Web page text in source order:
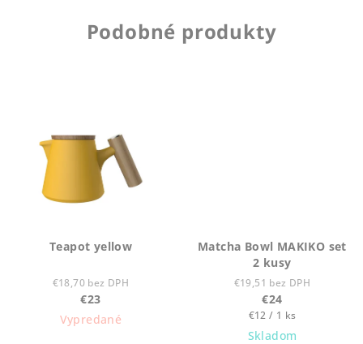
Podobné produkty
Teapot yellow
€18,70 bez DPH
€23
Vypredané
Matcha Bowl MAKIKO set
2 kusy
€19,51 bez DPH
€24
Jednotková
cena:
€12 / 1 ks
Skladom